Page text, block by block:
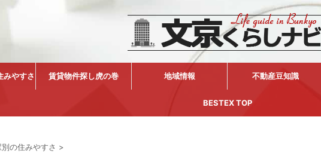
みやすさ 賃貸物件探し虎の巻 地域情報 不動産豆知識
BESTEX TOP
の住みやすさ >